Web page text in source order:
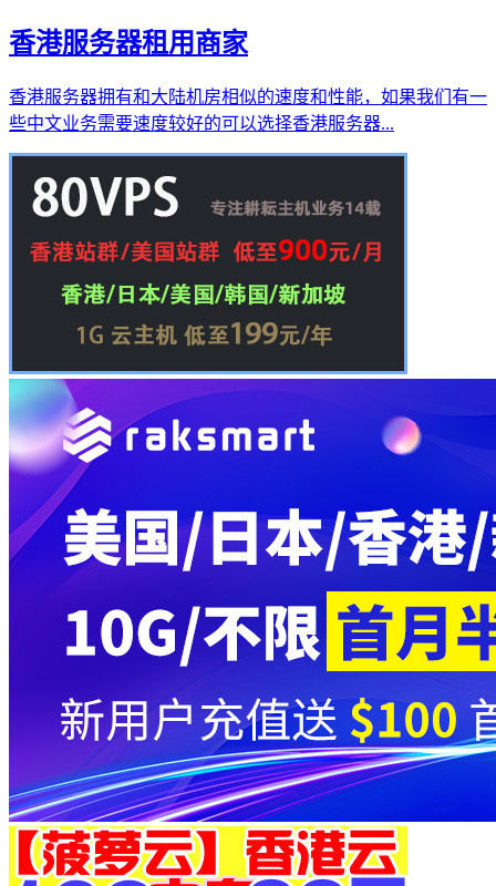
香港服务器租用商家
香港服务器拥有和大陆机房相似的速度和性能，如果我们有一
些中文业务需要速度较好的可以选择香港服务器...